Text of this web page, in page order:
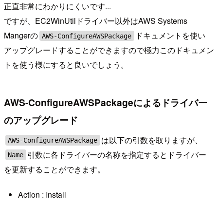
正直非常にわかりにくいです...
ですが、EC2WinUtilドライバー以外はAWS Systems
Mangerの AWS-ConfigureAWSPackage
ドキュメントを使い
アップグレードすることができますので極力このドキュメン
トを使う様にすると良いでしょう。
AWS-ConfigureAWSPackageによるドライバー
のアップグレード
AWS-ConfigureAWSPackage は以下の引数を取りますが、
Name 引数に各ドライバーの名称を指定するとドライバー
を更新することができます。
Action : Install